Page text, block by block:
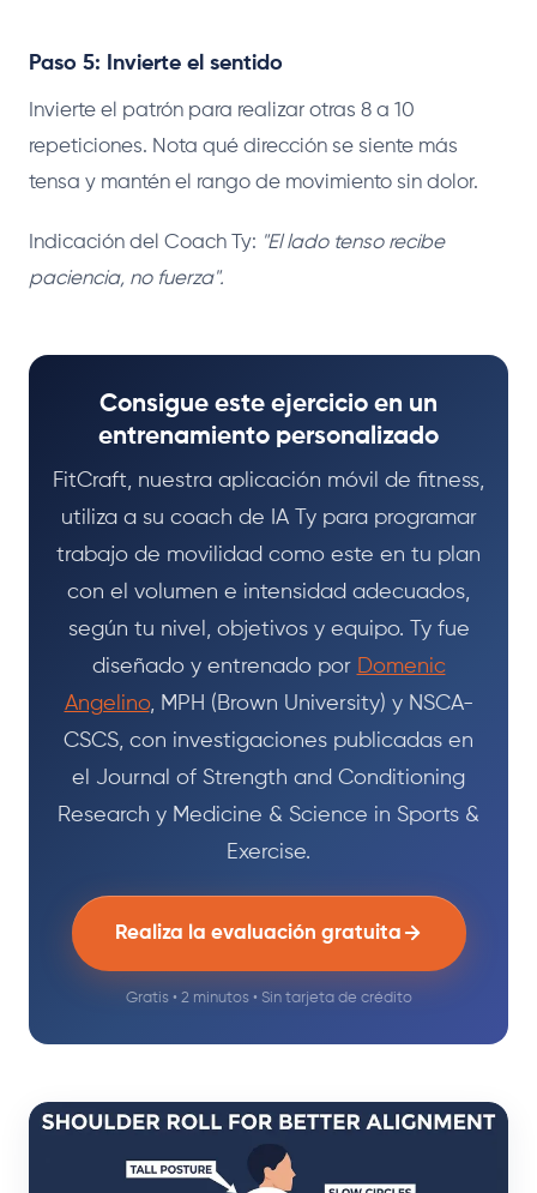
Paso 5: Invierte el sentido
Invierte el patrón para realizar otras 8 a 10
repeticiones. Nota qué dirección se siente más
tensa y mantén el rango de movimiento sin dolor.
Indicación del Coach Ty: "El lado tenso recibe
paciencia, no fuerza".
Consigue este ejercicio en un
entrenamiento personalizado
FitCraft, nuestra aplicación móvil de fitness,
utiliza a su coach de IA Ty para programar
trabajo de movilidad como este en tu plan
con el volumen e intensidad adecuados,
según tu nivel, objetivos y equipo. Ty fue
diseñado y entrenado por Domenic
Angelino, MPH (Brown University) y NSCA-
CSCS, con investigaciones publicadas en
el Journal of Strength and Conditioning
Research y Medicine & Science in Sports &
Exercise.
Realiza la evaluación gratuita
Gratis • 2 minutos • Sin tarjeta de crédito